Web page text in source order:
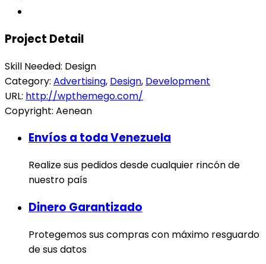
Project Detail
Skill Needed: Design
Category: Advertising, Design, Development
URL: http://wpthemego.com/
Copyright: Aenean
Envíos a toda Venezuela
Realize sus pedidos desde cualquier rincón de
nuestro país
Dinero Garantizado
Protegemos sus compras con máximo resguardo
de sus datos